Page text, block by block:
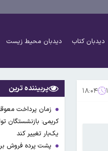
دیدبان کتاب دیدبان محیط زیست
۱۸:۰۴ پربیننده ترین
زمان پرداخت
یک‌بار تغییر کند
پشت پرده فروش